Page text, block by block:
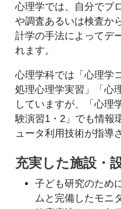
心理学では、自分でプ
や調査あるいは検査か
計学の手法によってデ
れます。
心理学科では「心理学
処理心理学実習」「心
していますが、「心理
験演習1・2」でも情報
ュータ利用技術が指導
充実した施設・
子ども研究のため
ムと完備したモニ